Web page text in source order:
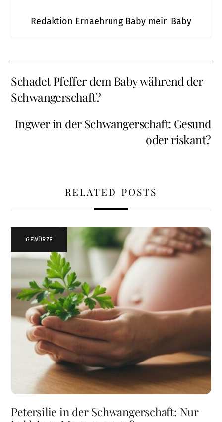
Redaktion Ernaehrung Baby mein Baby
Schadet Pfeffer dem Baby während der
Schwangerschaft?
Ingwer in der Schwangerschaft: Gesund
oder riskant?
RELATED POSTS
GEWÜRZE
Petersilie in der Schwangerschaft: Nur